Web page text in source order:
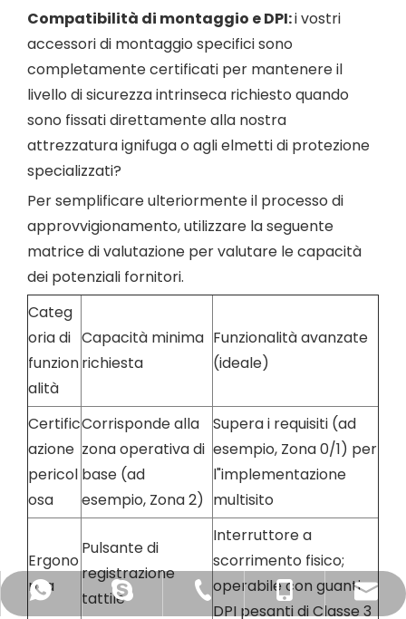
Compatibilità di montaggio e DPI:i vostri
accessori di montaggio specifici sono
completamente certificati per mantenere il
livello di sicurezza intrinseca richiesto quando
sono fissati direttamente alla nostra
attrezzatura ignifuga o agli elmetti di protezione
specializzati?
Per semplificare ulteriormente il processo di
approvvigionamento, utilizzare la seguente
matrice di valutazione per valutare le capacità
dei potenziali fornitori.
Categ
oria di
funzion
alità
Capacità minima
richiesta
Funzionalità avanzate
(ideale)
Certific
azione
pericol
osa
Corrisponde alla
zona operativa di
base (ad
esempio, Zona 2)
Supera i requisiti (ad
esempio, Zona 0/1) per
l"implementazione
multisito
Ergono
mia
Pulsante di
registrazione
tattile
Interruttore a
scorrimento fisico;
operabile con guanti
DPI pesanti di Classe 3
+8613910650041
+8613910650041
+86-10-62198496
+86-13910650041
tian@dorland.com.cn